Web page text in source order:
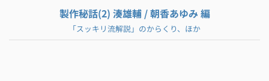
製作秘話(2) 湊雄輔 / 朝香あゆみ 編
「スッキリ流解説」のからくり、ほか